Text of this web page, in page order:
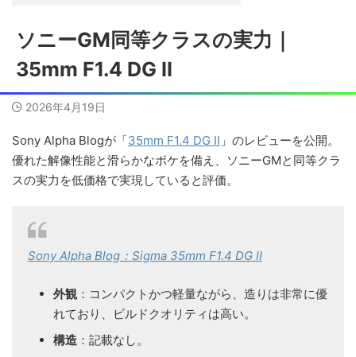
ソニーGM同等クラスの実力｜
35mm F1.4 DG II
2026年4月19日
Sony Alpha Blogが「35mm F1.4 DG II 」のレビューを公開。
優れた解像性能と滑らかなボケを備え、ソニーGMと同等クラ
スの実力を低価格で実現していると評価。
Sony Alpha Blog：Sigma 35mm F1.4 DG II
外観 ：コンパクトかつ軽量ながら、造りは非常に優
れており、ビルドクオリティは高い。
構造 ：記載なし。